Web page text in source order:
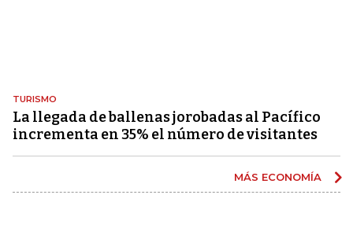
TURISMO
La llegada de ballenas jorobadas al Pacífico
incrementa en 35% el número de visitantes
MÁS ECONOMÍA